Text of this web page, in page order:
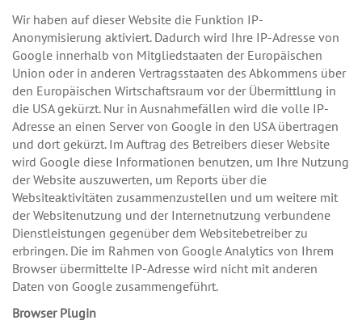
Wir haben auf dieser Website die Funktion IP-
Anonymisierung aktiviert. Dadurch wird Ihre IP-Adresse von
Google innerhalb von Mitgliedstaaten der Europäischen
Union oder in anderen Vertragsstaaten des Abkommens über
den Europäischen Wirtschaftsraum vor der Übermittlung in
die USA gekürzt. Nur in Ausnahmefällen wird die volle IP-
Adresse an einen Server von Google in den USA übertragen
und dort gekürzt. Im Auftrag des Betreibers dieser Website
wird Google diese Informationen benutzen, um Ihre Nutzung
der Website auszuwerten, um Reports über die
Websiteaktivitäten zusammenzustellen und um weitere mit
der Websitenutzung und der Internetnutzung verbundene
Dienstleistungen gegenüber dem Websitebetreiber zu
erbringen. Die im Rahmen von Google Analytics von Ihrem
Browser übermittelte IP-Adresse wird nicht mit anderen
Daten von Google zusammengeführt.
Browser Plugin